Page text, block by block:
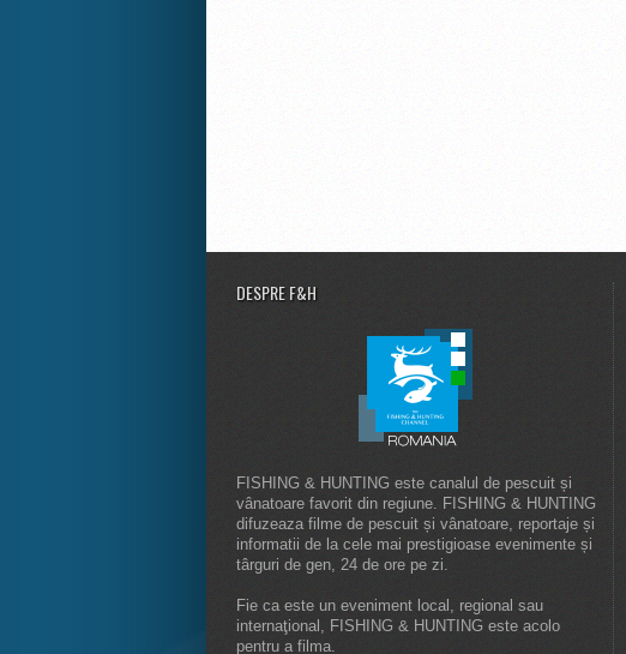
DESPRE F&H
FISHING & HUNTING este canalul de pescuit și
vânatoare favorit din regiune. FISHING & HUNTING
difuzeaza filme de pescuit și vânatoare, reportaje și
informatii de la cele mai prestigioase evenimente și
târguri de gen, 24 de ore pe zi.
Fie ca este un eveniment local, regional sau
internaţional, FISHING & HUNTING este acolo
pentru a filma.